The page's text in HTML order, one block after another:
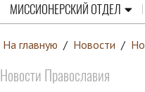
МИССИОНЕРСКИЙ ОТДЕЛ
На главную / Новости /
Новости Православия